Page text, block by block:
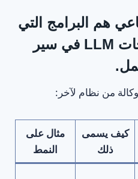
هم
البرامج التي
تتحكم فيها مخرجات LLM في سير
.
من نظام لآخر:
كيف يسمى
ذلك
مثال على
النمط